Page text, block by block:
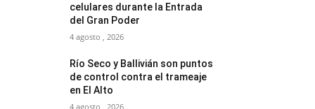
celulares durante la Entrada
del Gran Poder
4 agosto , 2026
Río Seco y Ballivián son puntos
de control contra el trameaje
en El Alto
4 agosto , 2026